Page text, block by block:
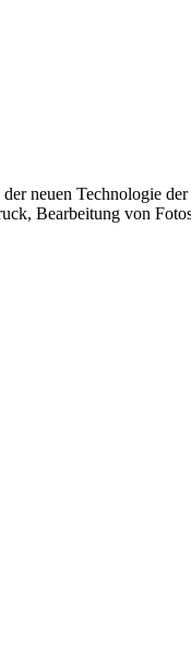
neuen Technologie
Bearbeitung von